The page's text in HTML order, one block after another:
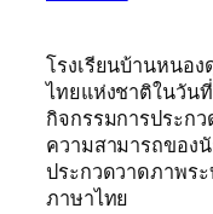
โรงเรียนบ้านหนอ
ไทยแห่งชาติในวัน
กิจกรรมการประก
ความสามารถของ
ประกวดวาดภาพร
ภาษาไทย